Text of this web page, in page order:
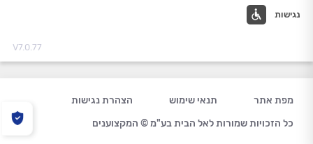
נגישות
V7.0.77
מפת אתר תנאי שימוש
הצהרת נגישות
כל הזכויות שמורות לאל הבית בע"מ © המקצוענים